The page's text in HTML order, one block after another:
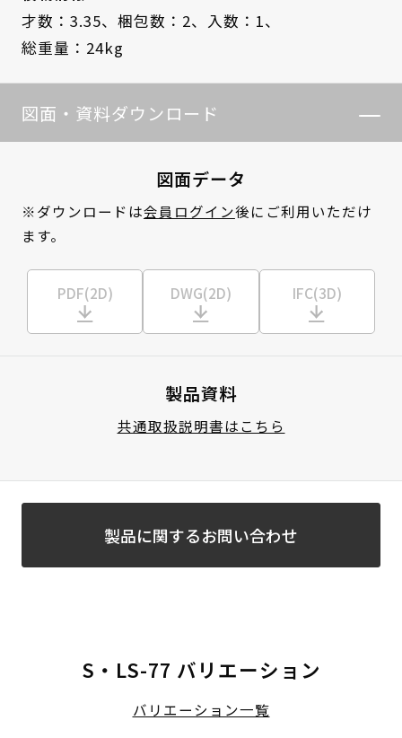
才数：3.35、 梱包数：2、 入数：1、
総重量：24kg
図面・資料ダウンロード
図面データ
※ダウンロードは会員ログイン後にご利用いただけ
ます。
PDF(2D) DWG(2D) IFC(3D)
製品資料
共通取扱説明書はこちら
製品に関するお問い合わせ
S・LS-77 バリエーション
バリエーション一覧